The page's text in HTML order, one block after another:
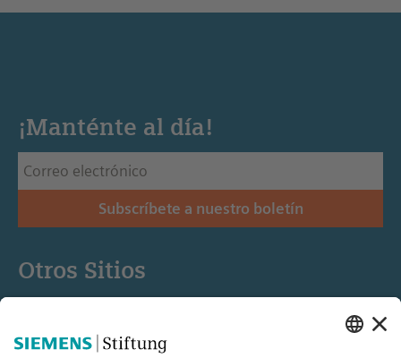
¡Manténte al día!
Subscríbete a nuestro boletín
Otros Sitios